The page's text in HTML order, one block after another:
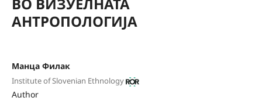
АНТРОПОЛОГИЈА
Манца Филак
Institute of Slovenian Ethnology
Author